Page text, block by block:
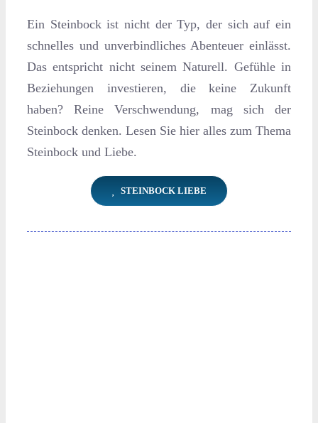
Ein Steinbock ist nicht der Typ, der sich auf ein
schnelles und unverbindliches Abenteuer einlässt.
Das entspricht nicht seinem Naturell. Gefühle in
Beziehungen investieren, die keine Zukunft
haben? Reine Verschwendung, mag sich der
Steinbock denken. Lesen Sie hier alles zum Thema
Steinbock und Liebe.
STEINBOCK LIEBE